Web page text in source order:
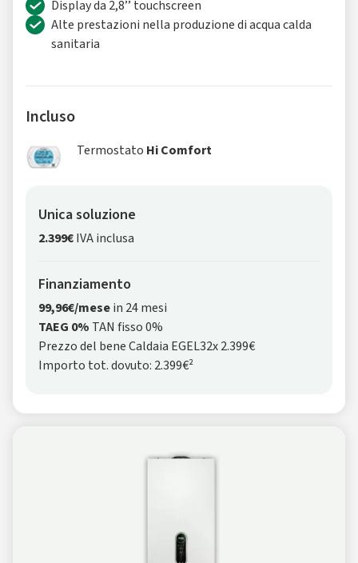
Display da 2,8’’ touchscreen
Alte prestazioni nella produzione di acqua calda
sanitaria
Incluso
Termostato Hi Comfort
Unica soluzione
2.399€IVA inclusa
Finanziamento
99,96€/mesein 24 mesi
TAEG 0% TAN fisso 0%
Prezzo del bene Caldaia EGEL32x 2.399€
Importo tot. dovuto: 2.399€²